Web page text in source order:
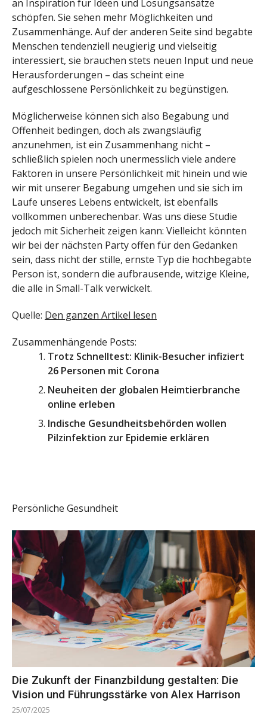
an Inspiration für Ideen und Lösungsansätze
schöpfen. Sie sehen mehr Möglichkeiten und
Zusammenhänge. Auf der anderen Seite sind begabte
Menschen tendenziell neugierig und vielseitig
interessiert, sie brauchen stets neuen Input und neue
Herausforderungen – das scheint eine
aufgeschlossene Persönlichkeit zu begünstigen.
Möglicherweise können sich also Begabung und
Offenheit bedingen, doch als zwangsläufig
anzunehmen, ist ein Zusammenhang nicht –
schließlich spielen noch unermesslich viele andere
Faktoren in unsere Persönlichkeit mit hinein und wie
wir mit unserer Begabung umgehen und sie sich im
Laufe unseres Lebens entwickelt, ist ebenfalls
vollkommen unberechenbar. Was uns diese Studie
jedoch mit Sicherheit zeigen kann: Vielleicht könnten
wir bei der nächsten Party offen für den Gedanken
sein, dass nicht der stille, ernste Typ die hochbegabte
Person ist, sondern die aufbrausende, witzige Kleine,
die alle in Small-Talk verwickelt.
Quelle: Den ganzen Artikel lesen
Zusammenhängende Posts:
Trotz Schnelltest: Klinik-Besucher infiziert
26 Personen mit Corona
Neuheiten der globalen Heimtierbranche
online erleben
Indische Gesundheitsbehörden wollen
Pilzinfektion zur Epidemie erklären
Persönliche Gesundheit
Die Zukunft der Finanzbildung gestalten: Die
Vision und Führungsstärke von Alex Harrison
25/07/2025